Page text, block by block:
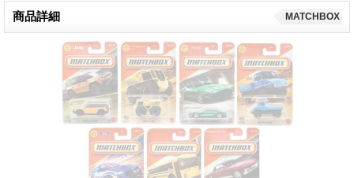
商品詳細 MATCHBOX